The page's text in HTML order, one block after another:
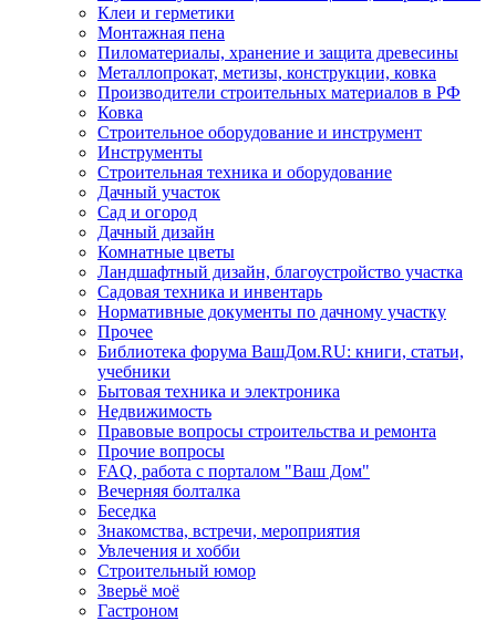
Клеи и герметики
Монтажная пена
Пиломатериалы, хранение и защита древесины
Металлопрокат, метизы, конструкции, ковка
Производители строительных материалов в РФ
Ковка
Строительное оборудование и инструмент
Инструменты
Строительная техника и оборудование
Дачный участок
Сад и огород
Дачный дизайн
Комнатные цветы
Ландшафтный дизайн, благоустройство участка
Садовая техника и инвентарь
Нормативные документы по дачному участку
Прочее
Библиотека форума ВашДом.RU: книги, статьи,
учебники
Бытовая техника и электроника
Недвижимость
Правовые вопросы строительства и ремонта
Прочие вопросы
FAQ, работа с порталом "Ваш Дом"
Вечерняя болталка
Беседка
Знакомства, встречи, мероприятия
Увлечения и хобби
Строительный юмор
Зверьё моё
Гастроном